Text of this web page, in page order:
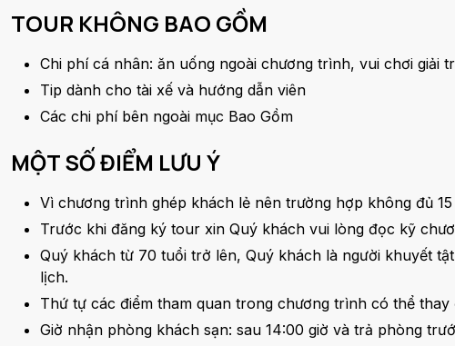
TOUR KHÔNG BAO GỒM
Chi phí cá nhân: ăn uống ngoài chương trình, vui chơi giải
Tip dành cho tài xế và hướng dẫn viên
Các chi phí bên ngoài mục Bao Gồm
MỘT SỐ ĐIỂM LƯU Ý
Vì chương trình ghép khách lẻ nên trường hợp không đủ
Trước khi đăng ký tour xin Quý khách vui lòng đọc kỹ
Quý khách từ 70 tuổi trở lên, Quý khách là người khuyết
lịch.
Thứ tự các điểm tham quan trong chương trình có thể
Giờ nhận phòng khách sạn: sau 14:00 giờ và trả phòng